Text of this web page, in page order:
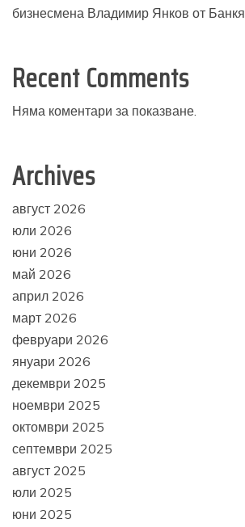
бизнесмена Владимир Янков от Банкя
Recent Comments
Няма коментари за показване.
Archives
август 2026
юли 2026
юни 2026
май 2026
април 2026
март 2026
февруари 2026
януари 2026
декември 2025
ноември 2025
октомври 2025
септември 2025
август 2025
юли 2025
юни 2025